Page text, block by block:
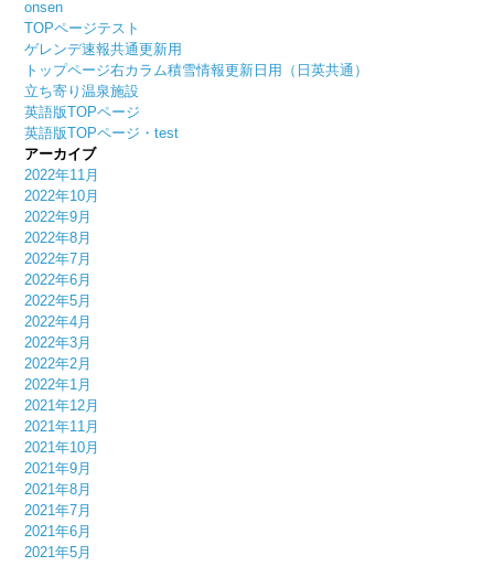
onsen
TOPページテスト
ゲレンデ速報共通更新用
トップページ右カラム積雪情報更新日用（日英共通）
立ち寄り温泉施設
英語版TOPページ
英語版TOPページ・test
アーカイブ
2022年11月
2022年10月
2022年9月
2022年8月
2022年7月
2022年6月
2022年5月
2022年4月
2022年3月
2022年2月
2022年1月
2021年12月
2021年11月
2021年10月
2021年9月
2021年8月
2021年7月
2021年6月
2021年5月